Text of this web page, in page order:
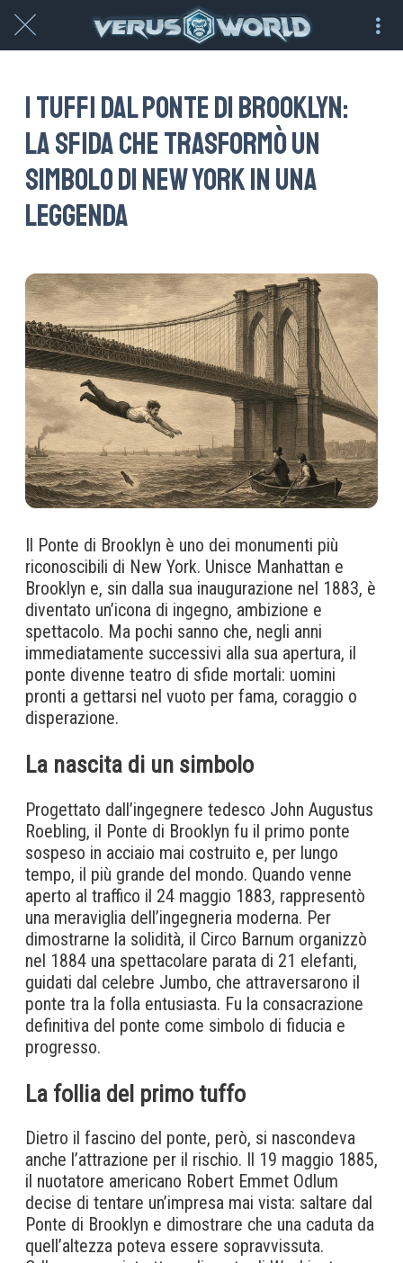
I tuffi dal Ponte di Brooklyn:
la sfida che trasformò un
simbolo di New York in una
leggenda
Il Ponte di Brooklyn è uno dei monumenti più
riconoscibili di New York. Unisce Manhattan e
Brooklyn e, sin dalla sua inaugurazione nel 1883, è
diventato un’icona di ingegno, ambizione e
spettacolo. Ma pochi sanno che, negli anni
immediatamente successivi alla sua apertura, il
ponte divenne teatro di sfide mortali: uomini
pronti a gettarsi nel vuoto per fama, coraggio o
disperazione.
La nascita di un simbolo
Progettato dall’ingegnere tedesco John Augustus
Roebling, il Ponte di Brooklyn fu il primo ponte
sospeso in acciaio mai costruito e, per lungo
tempo, il più grande del mondo. Quando venne
aperto al traffico il 24 maggio 1883, rappresentò
una meraviglia dell’ingegneria moderna. Per
dimostrarne la solidità, il Circo Barnum organizzò
nel 1884 una spettacolare parata di 21 elefanti,
guidati dal celebre Jumbo, che attraversarono il
ponte tra la folla entusiasta. Fu la consacrazione
definitiva del ponte come simbolo di fiducia e
progresso.
La follia del primo tuffo
Dietro il fascino del ponte, però, si nascondeva
anche l’attrazione per il rischio. Il 19 maggio 1885,
il nuotatore americano Robert Emmet Odlum
decise di tentare un’impresa mai vista: saltare dal
Ponte di Brooklyn e dimostrare che una caduta da
quell’altezza poteva essere sopravvissuta.